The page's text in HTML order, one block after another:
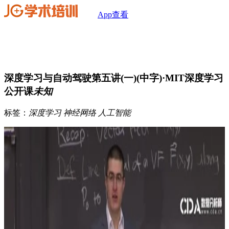
App查看
深度学习与自动驾驶第五讲(一)(中字)·MIT深度学习
公开课未知
标签： 深度学习 神经网络 人工智能